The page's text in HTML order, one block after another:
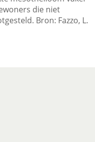
die niet
Bron: Fazzo, L.